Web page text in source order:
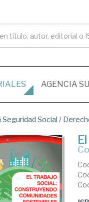
AGENCIA
Social /